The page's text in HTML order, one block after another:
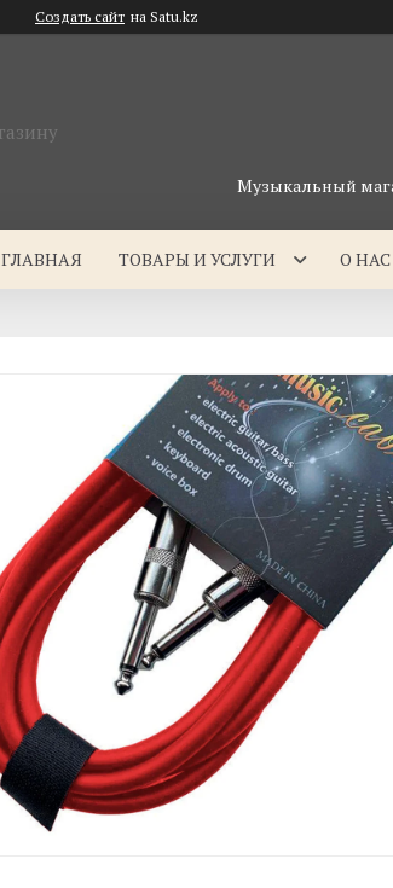
Создать сайт на Satu.kz
Музыкальный
ГЛАВНАЯ ТОВАРЫ И УСЛУГИ О НАС